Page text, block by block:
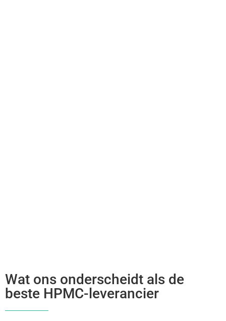
Wat ons onderscheidt als de
beste HPMC-leverancier